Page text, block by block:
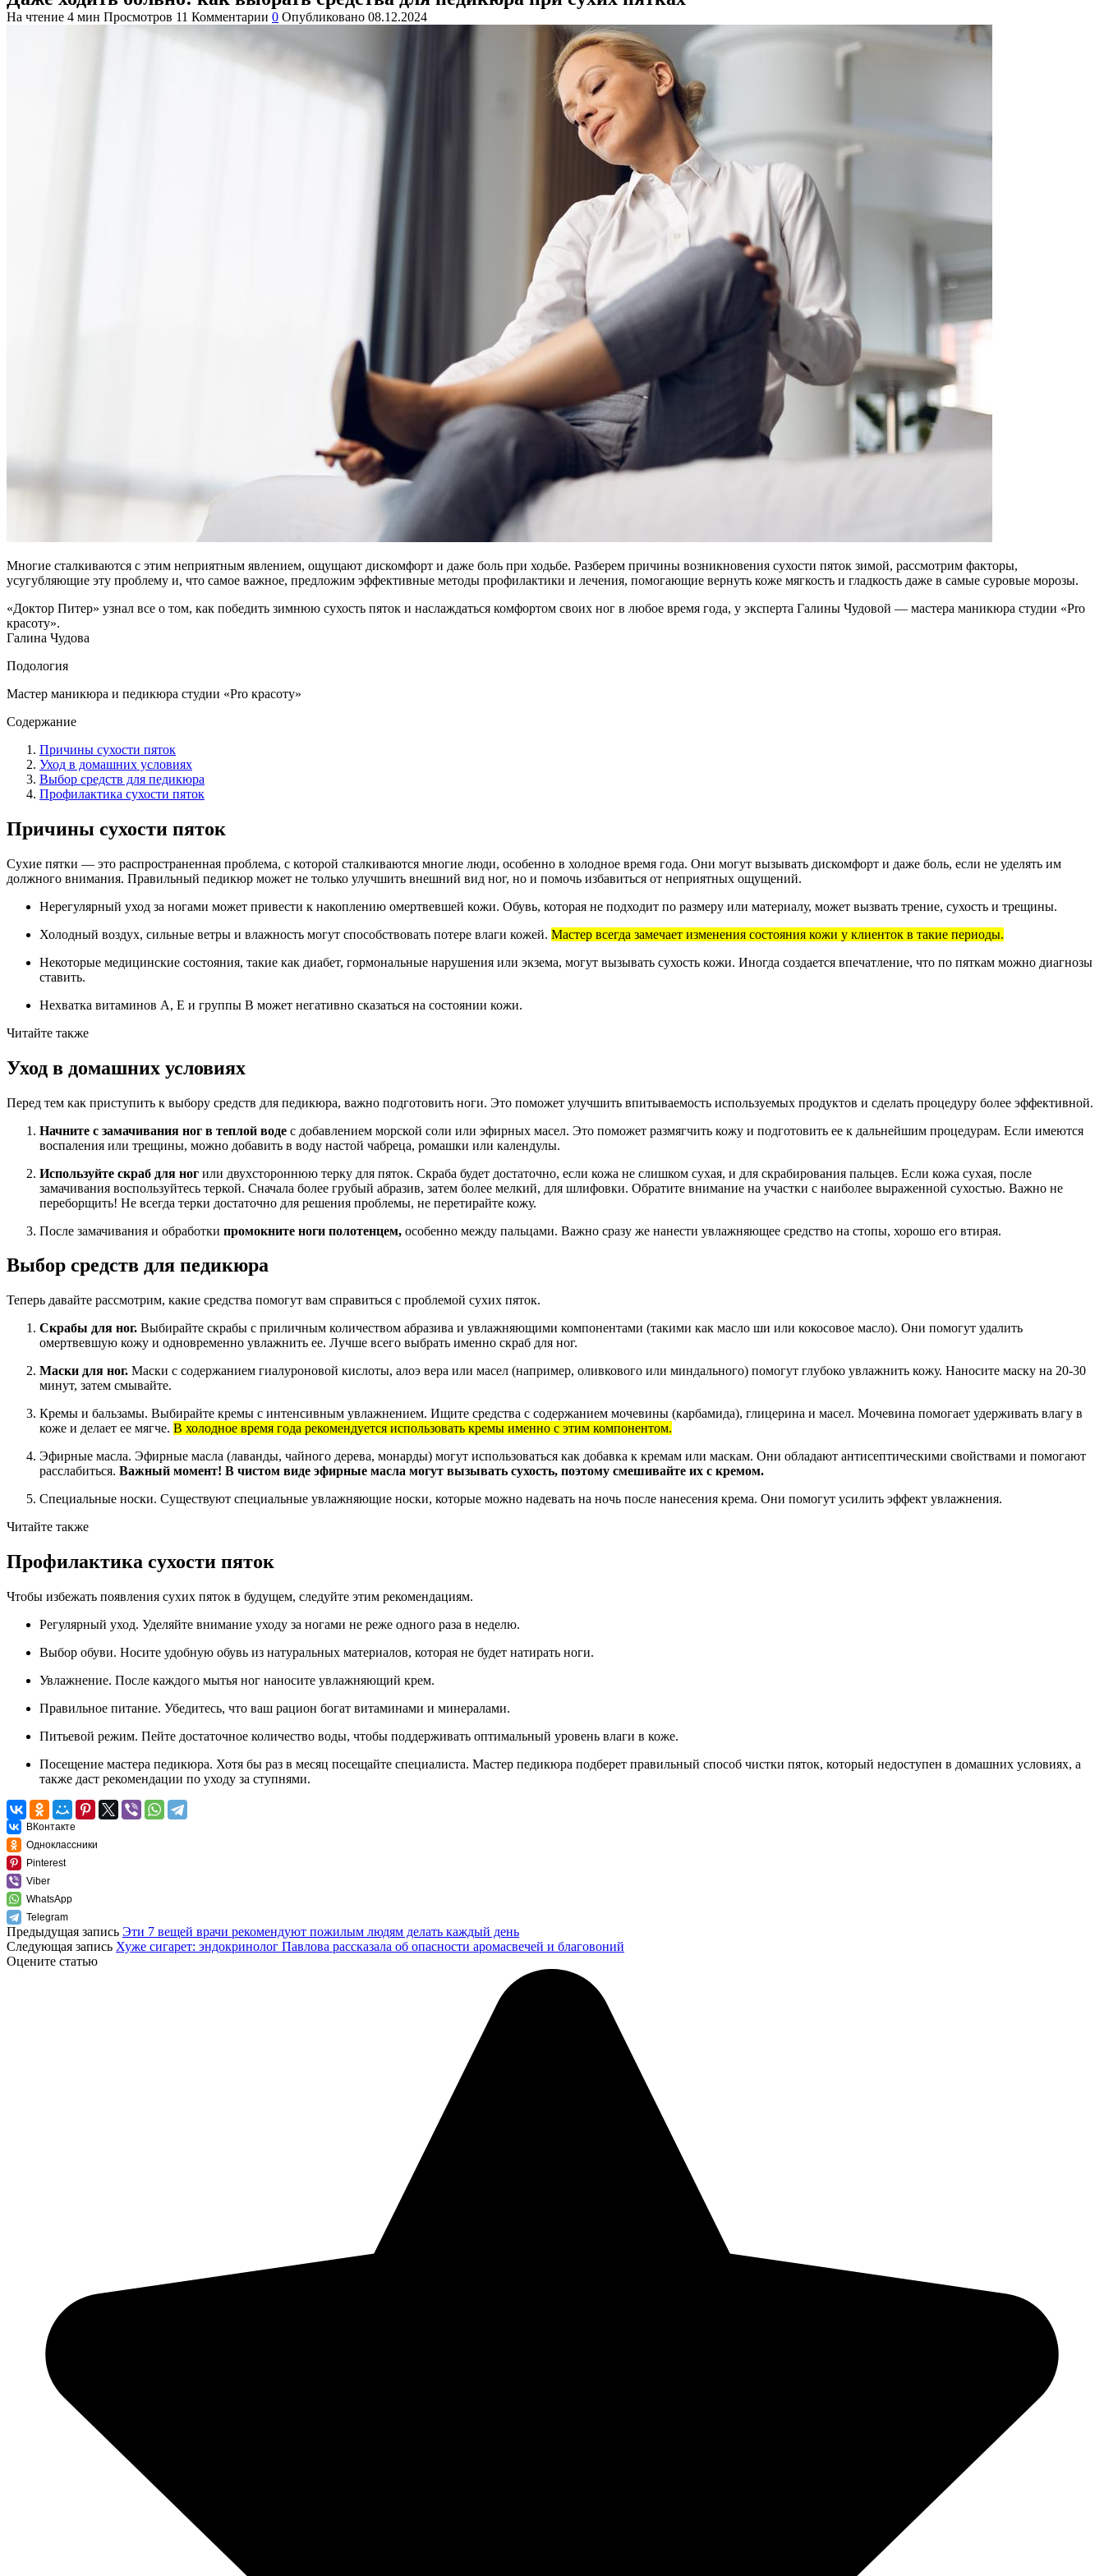
На чтение 4 мин Просмотров 11 Комментарии 0 Опубликовано 08.12.2024
Многие сталкиваются с этим неприятным явлением, ощущают дискомфорт и даже боль при ходьбе. Разберем причины возникновения сухости пяток зимой, рассмотрим факторы,
усугубляющие эту проблему и, что самое важное, предложим эффективные методы профилактики и лечения, помогающие вернуть коже мягкость и гладкость даже в самые суровые морозы.
«Доктор Питер» узнал все о том, как победить зимнюю сухость пяток и наслаждаться комфортом своих ног в любое время года, у эксперта Галины Чудовой — мастера маникюра студии «Pro
красоту».
Галина Чудова
Подология
Мастер маникюра и педикюра студии «Pro красоту»
Содержание
Причины сухости пяток
Уход в домашних условиях
Выбор средств для педикюра
Профилактика сухости пяток
Причины сухости пяток
Сухие пятки — это распространенная проблема, с которой сталкиваются многие люди, особенно в холодное время года. Они могут вызывать дискомфорт и даже боль, если не уделять им
должного внимания. Правильный педикюр может не только улучшить внешний вид ног, но и помочь избавиться от неприятных ощущений.
Нерегулярный уход за ногами может привести к накоплению омертвевшей кожи. Обувь, которая не подходит по размеру или материалу, может вызвать трение, сухость и трещины.
Холодный воздух, сильные ветры и влажность могут способствовать потере влаги кожей. Мастер всегда замечает изменения состояния кожи у клиенток в такие периоды.
Некоторые медицинские состояния, такие как диабет, гормональные нарушения или экзема, могут вызывать сухость кожи. Иногда создается впечатление, что по пяткам можно диагнозы
ставить.
Нехватка витаминов A, E и группы B может негативно сказаться на состоянии кожи.
Читайте также
Уход в домашних условиях
Перед тем как приступить к выбору средств для педикюра, важно подготовить ноги. Это поможет улучшить впитываемость используемых продуктов и сделать процедуру более эффективной.
Начните с замачивания ног в теплой воде с добавлением морской соли или эфирных масел. Это поможет размягчить кожу и подготовить ее к дальнейшим процедурам. Если имеются
воспаления или трещины, можно добавить в воду настой чабреца, ромашки или календулы.
Используйте скраб для ног или двухстороннюю терку для пяток. Скраба будет достаточно, если кожа не слишком сухая, и для скрабирования пальцев. Если кожа сухая, после
замачивания воспользуйтесь теркой. Сначала более грубый абразив, затем более мелкий, для шлифовки. Обратите внимание на участки с наиболее выраженной сухостью. Важно не
переборщить! Не всегда терки достаточно для решения проблемы, не перетирайте кожу.
После замачивания и обработки промокните ноги полотенцем, особенно между пальцами. Важно сразу же нанести увлажняющее средство на стопы, хорошо его втирая.
Выбор средств для педикюра
Теперь давайте рассмотрим, какие средства помогут вам справиться с проблемой сухих пяток.
Скрабы для ног. Выбирайте скрабы с приличным количеством абразива и увлажняющими компонентами (такими как масло ши или кокосовое масло). Они помогут удалить
омертвевшую кожу и одновременно увлажнить ее. Лучше всего выбрать именно скраб для ног.
Маски для ног. Маски с содержанием гиалуроновой кислоты, алоэ вера или масел (например, оливкового или миндального) помогут глубоко увлажнить кожу. Наносите маску на 20-30
минут, затем смывайте.
Кремы и бальзамы. Выбирайте кремы с интенсивным увлажнением. Ищите средства с содержанием мочевины (карбамида), глицерина и масел. Мочевина помогает удерживать влагу в
коже и делает ее мягче. В холодное время года рекомендуется использовать кремы именно с этим компонентом.
Эфирные масла. Эфирные масла (лаванды, чайного дерева, монарды) могут использоваться как добавка к кремам или маскам. Они обладают антисептическими свойствами и помогают
расслабиться. Важный момент! В чистом виде эфирные масла могут вызывать сухость, поэтому смешивайте их с кремом.
Специальные носки. Существуют специальные увлажняющие носки, которые можно надевать на ночь после нанесения крема. Они помогут усилить эффект увлажнения.
Читайте также
Профилактика сухости пяток
Чтобы избежать появления сухих пяток в будущем, следуйте этим рекомендациям.
Регулярный уход. Уделяйте внимание уходу за ногами не реже одного раза в неделю.
Выбор обуви. Носите удобную обувь из натуральных материалов, которая не будет натирать ноги.
Увлажнение. После каждого мытья ног наносите увлажняющий крем.
Правильное питание. Убедитесь, что ваш рацион богат витаминами и минералами.
Питьевой режим. Пейте достаточное количество воды, чтобы поддерживать оптимальный уровень влаги в коже.
Посещение мастера педикюра. Хотя бы раз в месяц посещайте специалиста. Мастер педикюра подберет правильный способ чистки пяток, который недоступен в домашних условиях, а
также даст рекомендации по уходу за ступнями.
ВКонтакте
Одноклассники
Pinterest
Viber
WhatsApp
Telegram
Предыдущая запись Эти 7 вещей врачи рекомендуют пожилым людям делать каждый день
Следующая запись Хуже сигарет: эндокринолог Павлова рассказала об опасности аромасвечей и благовоний
Оцените статью